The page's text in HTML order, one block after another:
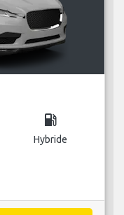
local_gas_station
Hybride